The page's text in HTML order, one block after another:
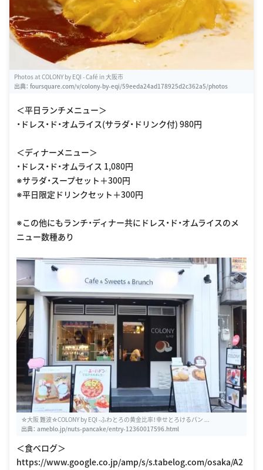
Photos at COLONY by EQI - Café in 大阪市
出典： foursquare.com/v/colony-by-eqi/59eeda24ad178925d2c362a5/photos
＜平日ランチメニュー＞
・ドレス・ド・オムライス(サラダ・ドリンク付) 980円
＜ディナーメニュー＞
・ドレス・ド・オムライス 1,080円
※サラダ・スープセット＋300円
※平日限定ドリンクセット＋300円
※この他にもランチ・ディナー共にドレス・ド・オムライスのメ
ニュー数種あり
☆大阪 難波☆COLONY by EQI -ふわとろの黄金比率！幸せとろけるパン ...
出典： ameblo.jp/nuts-pancake/entry-12360017596.html
＜食べログ＞
https://www.google.co.jp/amp/s/s.tabelog.com/osaka/A2